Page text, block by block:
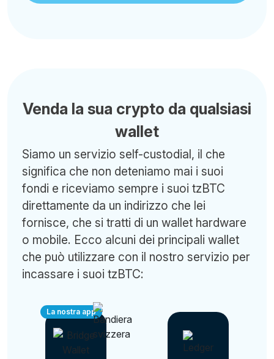
Venda la sua crypto da qualsiasi
wallet
Siamo un servizio self-custodial, il che
significa che non deteniamo mai i suoi
fondi e riceviamo sempre i suoi tzBTC
direttamente da un indirizzo che lei
fornisce, che si tratti di un wallet hardware
o mobile. Ecco alcuni dei principali wallet
che può utilizzare con il nostro servizio per
incassare i suoi tzBTC:
La nostra app